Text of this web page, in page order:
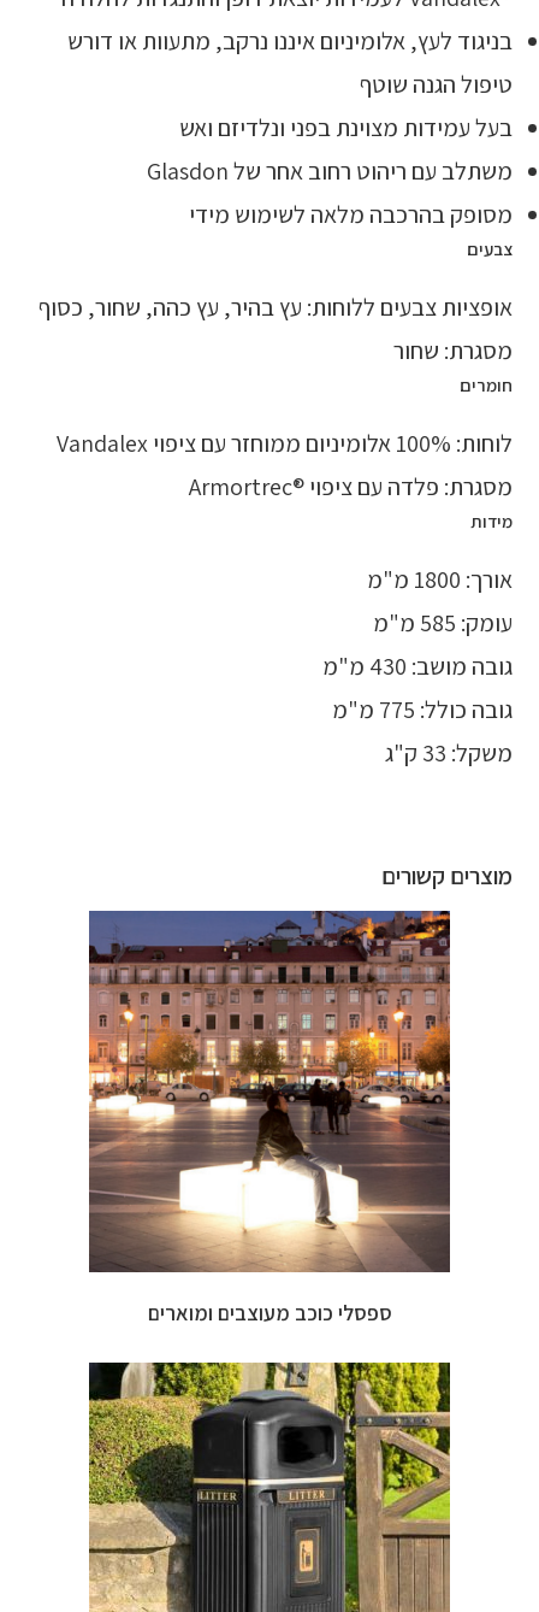
בניגוד לעץ, אלומיניום איננו נרקב, מתעוות או דורש
טיפול הגנה שוטף
בעל עמידות מצוינת בפני ונלדיזם ואש
משתלב עם ריהוט רחוב אחר של Glasdon
מסופק בהרכבה מלאה לשימוש מידי
צבעים
אופציות צבעים ללוחות: עץ בהיר, עץ כהה, שחור, כסוף
מסגרת: שחור
חומרים
לוחות: 100% אלומיניום ממוחזר עם ציפוי Vandalex
מסגרת: פלדה עם ציפוי ®Armortrec
מידות
אורך: 1800 מ"מ
עומק: 585 מ"מ
גובה מושב: 430 מ"מ
גובה כולל: 775 מ"מ
משקל: 33 ק"ג
מוצרים קשורים
ספסלי כוכב מעוצבים ומוארים